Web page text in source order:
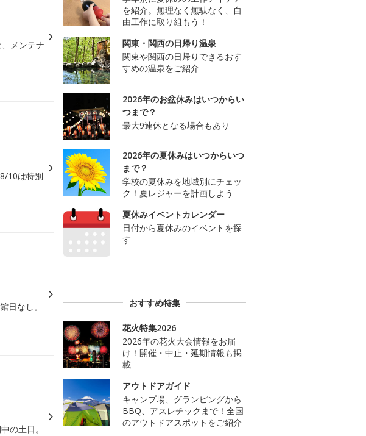
メンテナ
10は特別
日なし。
の土日。
を紹介。無理なく無駄なく、自
由工作に取り組もう！
関東・関西の日帰り温泉
関東や関西の日帰りできるおす
すめの温泉をご紹介
2026年のお盆休みはいつからい
つまで？
最大9連休となる場合もあり
2026年の夏休みはいつからいつ
まで？
学校の夏休みを地域別にチェッ
ク！夏レジャーを計画しよう
夏休みイベントカレンダー
日付から夏休みのイベントを探
す
おすすめ特集
花火特集2026
2026年の花火大会情報をお届
け！開催・中止・延期情報も掲
載
アウトドアガイド
キャンプ場、グランピングから
BBQ、アスレチックまで！全国
のアウトドアスポットをご紹介